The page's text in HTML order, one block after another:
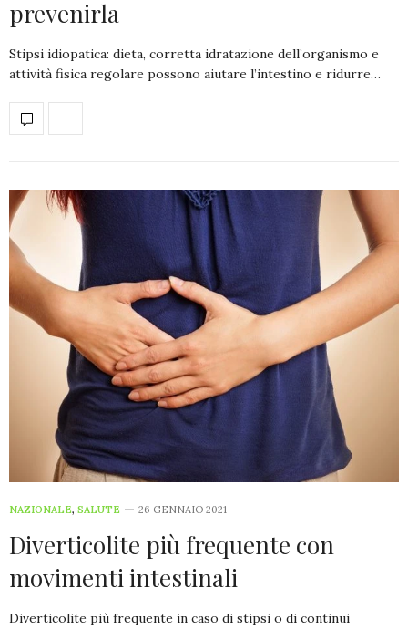
prevenirla
Stipsi idiopatica: dieta, corretta idratazione dell’organismo e
attività fisica regolare possono aiutare l’intestino e ridurre…
NAZIONALE, SALUTE 26 GENNAIO 2021
Diverticolite più frequente con
movimenti intestinali
Diverticolite più frequente in caso di stipsi o di continui